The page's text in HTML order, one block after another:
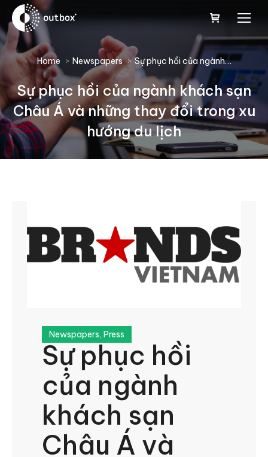
You are here:
Home Newspapers Sự phục hồi của ngành…
Sự phục hồi của ngành khách sạn
Châu Á và những thay đổi trong xu
hướng du lịch
Newspapers, Press
Sự phục hồi
của ngành
khách sạn
Châu Á và